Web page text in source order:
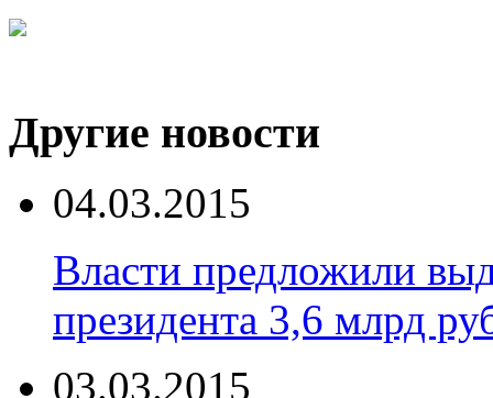
Другие новости
04.03.2015
Власти предложили
президента 3,6 млрд
03.03.2015